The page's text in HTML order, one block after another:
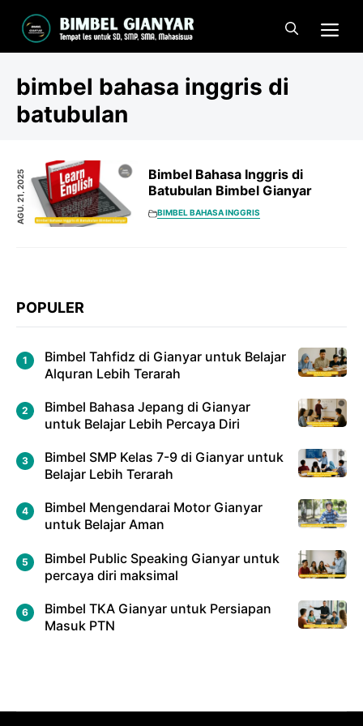
isi
bimbel bahasa inggris di
batubulan
AGU. 21, 2025
Bimbel Bahasa Inggris di
Batubulan Bimbel Gianyar
BIMBEL BAHASA INGGRIS
POPULER
Bimbel Tahfidz di Gianyar untuk Belajar
Alquran Lebih Terarah
Bimbel Bahasa Jepang di Gianyar
untuk Belajar Lebih Percaya Diri
Bimbel SMP Kelas 7-9 di Gianyar untuk
Belajar Lebih Terarah
Bimbel Mengendarai Motor Gianyar
untuk Belajar Aman
Bimbel Public Speaking Gianyar untuk
percaya diri maksimal
Bimbel TKA Gianyar untuk Persiapan
Masuk PTN